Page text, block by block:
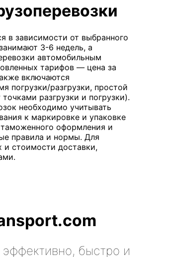
в зависимости от выбранного
3-6 недель, а
автомобильным
тарифов — цена за
включаются
погрузки/разгрузки, простой
разгрузки и погрузки).
необходимо учитывать
к маркировке и упаковке
таможенного оформления и
правила и нормы. Для
и стоимости доставки,
быстро и